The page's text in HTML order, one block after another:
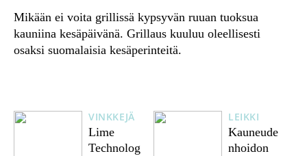
Mikään ei voita grillissä kypsyvän ruuan tuoksua
kauniina kesäpäivänä. Grillaus kuuluu oleellisesti
osaksi suomalaisia kesäperinteitä.
VINKKEJÄ
Lime
Technolog
LEIKKI
Kauneude
nhoidon